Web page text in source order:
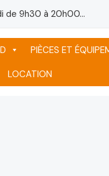
de 9h30 à 20h00...
PIÈCES ET
LOCATION